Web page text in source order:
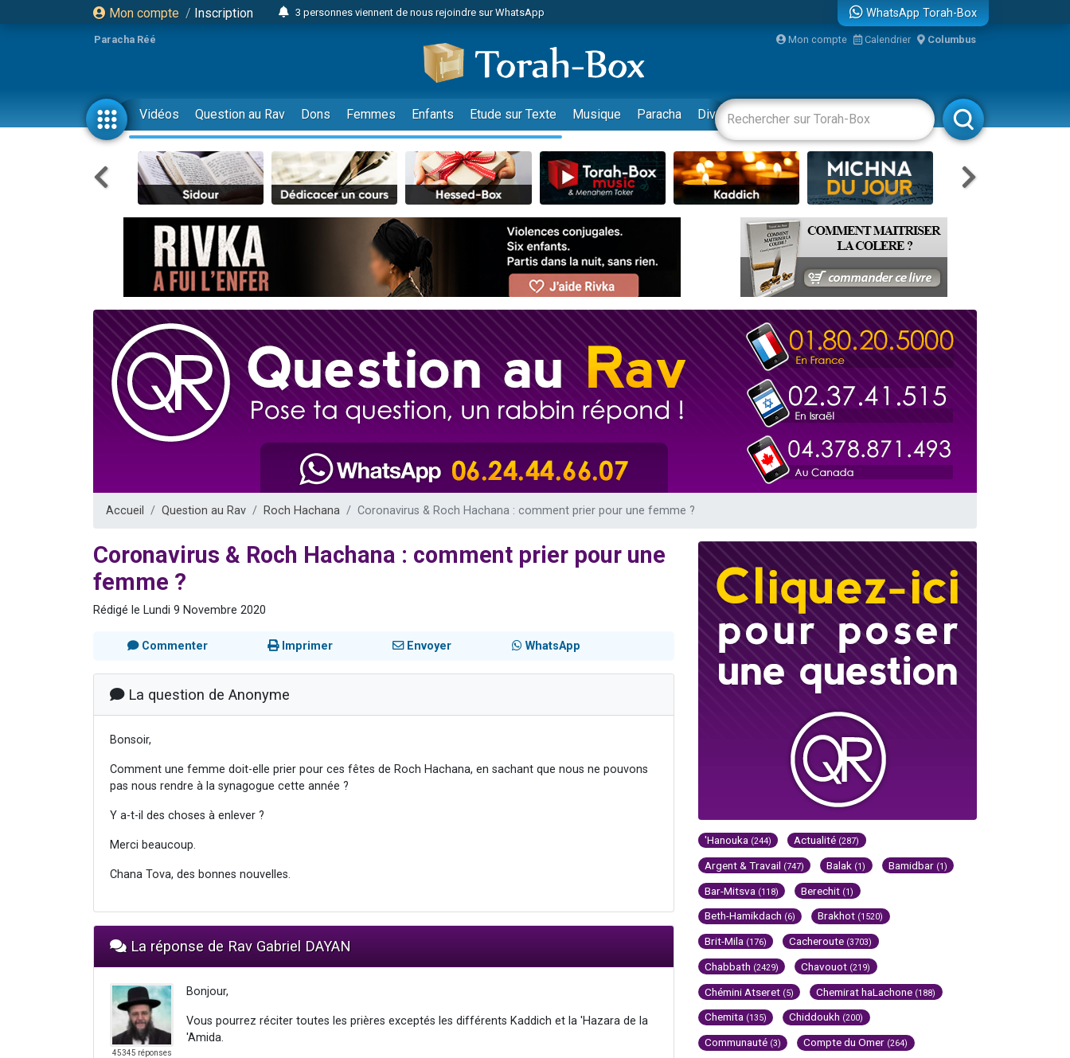
Mon compte / Inscription
3 personnes viennent de nous rejoindre sur WhatsApp
3 personnes viennent de faire un don pour 5 jours de vacances aux Orphelins
3 personnes viennent de faire un don pour Diane, 80 ans, dans un appartement insalubre
2 personnes viennent de nous rejoindre sur WhatsApp
13 personnes viennent de demander une bénédiction
30 personnes viennent de faire un don pour Sauvez la jambe de Yohan
Il reste 49 places pour étudier en groupe sur Zoom
12 nouvelles musiques dans Torah-Box Music
3 personnes viennent de nous rejoindre sur WhatsApp
2 personnes viennent de nous rejoindre sur WhatsApp
2 nouvelles musiques dans Torah-Box Music
3 personnes viennent de nous rejoindre sur WhatsApp
8 personnes viennent de faire un don pour Tsédaka : pauvres d'Israel
Nouvelle émission radio : Visions de grandeur n°104 : Le Chabbath et le Birkat Hamazone à travers le temps
61 personnes viennent de demander une bénédiction
Ariel vient de donner son Maasser
Nathaniel vient de donner son Maasser
4 personnes viennent de nous rejoindre sur WhatsApp
WhatsApp Torah-Box
Paracha Réé Mon compte Calendrier Columbus
Vidéos Question au Rav Dons Femmes Enfants Etude sur Texte Musique Paracha Divertissements Livres Rabbanim
Accueil Question au Rav Roch Hachana Coronavirus & Roch Hachana : comment prier pour une femme ?
Coronavirus & Roch Hachana : comment prier pour une
femme ?
Rédigé le Lundi 9 Novembre 2020
Commenter Imprimer Envoyer WhatsApp
La question de Anonyme
Bonsoir,
Comment une femme doit-elle prier pour ces fêtes de Roch Hachana, en sachant que nous ne pouvons
pas nous rendre à la synagogue cette année ?
Y a-t-il des choses à enlever ?
Merci beaucoup.
Chana Tova, des bonnes nouvelles.
La réponse de Rav Gabriel DAYAN
45345 réponses
Bonjour,
Vous pourrez réciter toutes les prières exceptés les différents Kaddich et la 'Hazara de la
'Amida.
'Hanouka (244) Actualité (287)
Argent & Travail (747) Balak (1) Bamidbar (1)
Bar-Mitsva (118) Berechit (1)
Beth-Hamikdach (6) Brakhot (1520)
Brit-Mila (176) Cacheroute (3703)
Chabbath (2429) Chavouot (219)
Chémini Atseret (5) Chemirat haLachone (188)
Chemita (135) Chiddoukh (200)
Communauté (3) Compte du Omer (264)